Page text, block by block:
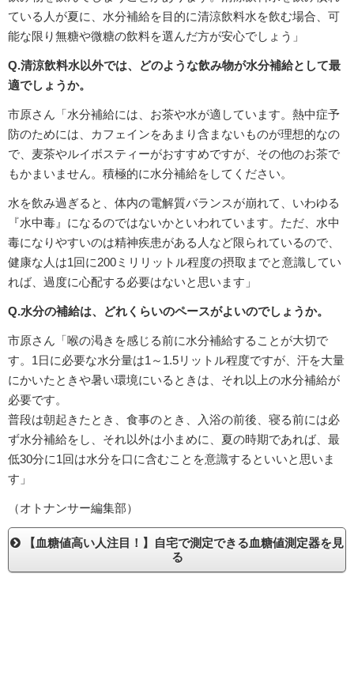
ている人が夏に、水分補給を目的に清涼飲料水を飲む場合、可
能な限り無糖や微糖の飲料を選んだ方が安心でしょう」
Q.清涼飲料水以外では、どのような飲み物が水分補給として最
適でしょうか。
市原さん「水分補給には、お茶や水が適しています。熱中症予
防のためには、カフェインをあまり含まないものが理想的なの
で、麦茶やルイボスティーがおすすめですが、その他のお茶で
もかまいません。積極的に水分補給をしてください。
水を飲み過ぎると、体内の電解質バランスが崩れて、いわゆる
『水中毒』になるのではないかといわれています。ただ、水中
毒になりやすいのは精神疾患がある人など限られているので、
健康な人は1回に200ミリリットル程度の摂取までと意識してい
れば、過度に心配する必要はないと思います」
Q.水分の補給は、どれくらいのペースがよいのでしょうか。
市原さん「喉の渇きを感じる前に水分補給することが大切で
す。1日に必要な水分量は1～1.5リットル程度ですが、汗を大量
にかいたときや暑い環境にいるときは、それ以上の水分補給が
必要です。
普段は朝起きたとき、食事のとき、入浴の前後、寝る前には必
ず水分補給をし、それ以外は小まめに、夏の時期であれば、最
低30分に1回は水分を口に含むことを意識するといいと思いま
す」
（オトナンサー編集部）
【血糖値高い人注目！】自宅で測定できる血糖値測定器を見
る